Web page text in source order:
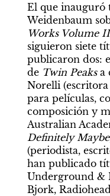
El que inauguró
Weidenbaum
Works Volume II
siguieron siete
publicaron dos:
de Twin Peaks a
Norelli
para películas,
composición y
Definitely Maybe
(periodista,
han publicado
Underground &
Bjork,